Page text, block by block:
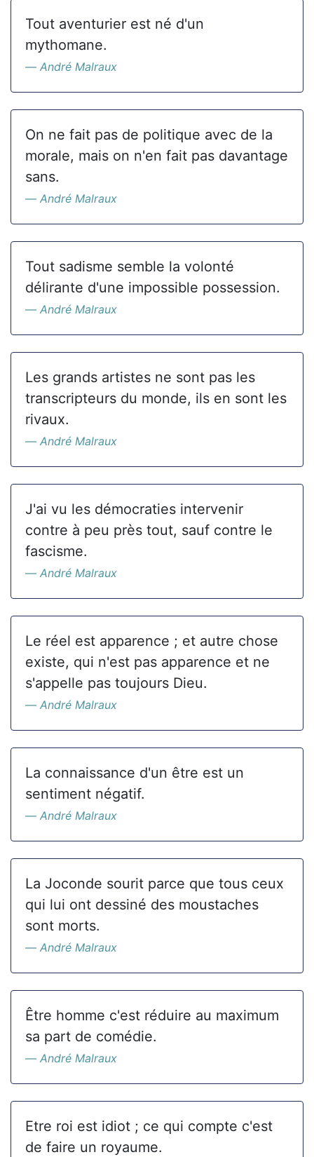
Tout aventurier est né d'un
mythomane.
André Malraux
On ne fait pas de politique avec de la
morale, mais on n'en fait pas davantage
sans.
André Malraux
Tout sadisme semble la volonté
délirante d'une impossible possession.
André Malraux
Les grands artistes ne sont pas les
transcripteurs du monde, ils en sont les
rivaux.
André Malraux
J'ai vu les démocraties intervenir
contre à peu près tout, sauf contre le
fascisme.
André Malraux
Le réel est apparence ; et autre chose
existe, qui n'est pas apparence et ne
s'appelle pas toujours Dieu.
André Malraux
La connaissance d'un être est un
sentiment négatif.
André Malraux
La Joconde sourit parce que tous ceux
qui lui ont dessiné des moustaches
sont morts.
André Malraux
Être homme c'est réduire au maximum
sa part de comédie.
André Malraux
Etre roi est idiot ; ce qui compte c'est
de faire un royaume.